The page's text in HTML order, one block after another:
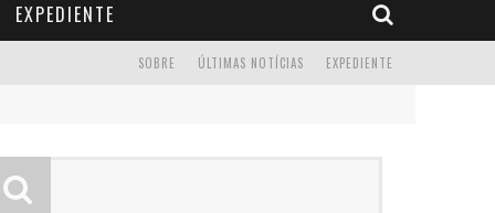
EXPEDIENTE
EXPEDIENTE
ÚLTIMAS NOTÍCIAS
SOBRE